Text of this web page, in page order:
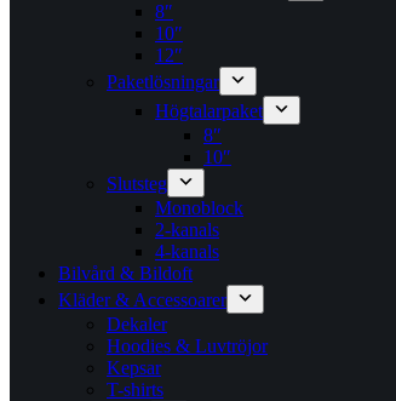
8″
10″
12″
Paketlösningar
Högtalarpaket
8″
10″
Slutsteg
Monoblock
2-kanals
4-kanals
Bilvård & Bildoft
Kläder & Accessoarer
Dekaler
Hoodies & Luvtröjor
Kepsar
T-shirts